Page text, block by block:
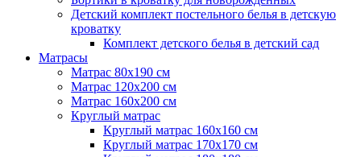
Детский комплект постельного белья в детскую
кроватку
Комплект детского белья в детский сад
Матрасы
Матрас 80х190 см
Матраc 120х200 см
Матрас 160х200 см
Круглый матрас
Круглый матрас 160х160 см
Круглый матрас 170х170 см